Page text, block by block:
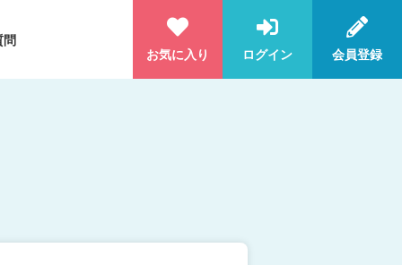
問
お気に入り
ログイン 会員登録